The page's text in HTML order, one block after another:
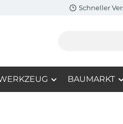
Schneller
BAUMARKT